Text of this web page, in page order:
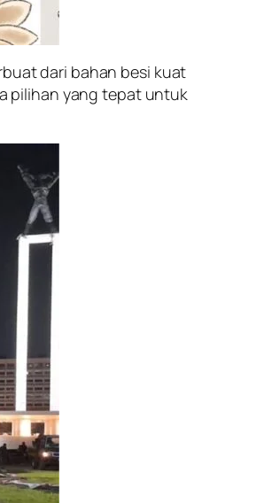
dari bahan besi kuat
pilihan yang tepat untuk